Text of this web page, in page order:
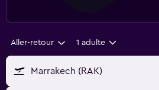
Aller-retour 1 adulte
Marrakech (RAK)